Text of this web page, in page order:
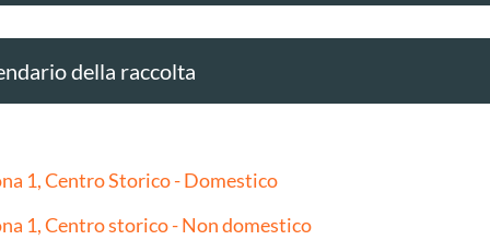
della raccolta
1, Centro Storico - Domestico
1, Centro storico - Non domestico